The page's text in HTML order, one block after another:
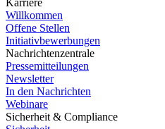
Willkommen
Offene Stellen
Initiativbewerbungen
Nachrichtenzentrale
Pressemitteilungen
Newsletter
In den Nachrichten
Webinare
Sicherheit & Compliance